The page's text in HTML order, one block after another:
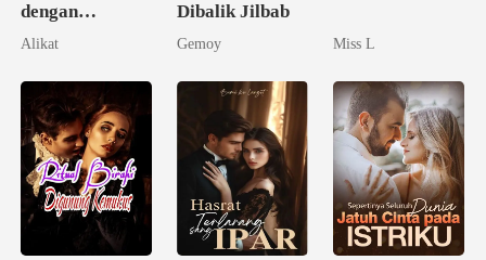
dengan
Miliarder
Alikat
Dibalik Jilbab
Gemoy Miss L